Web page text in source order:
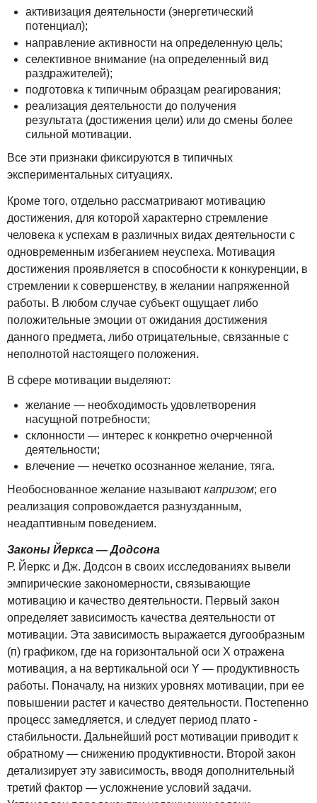
активизация деятельности (энергетический
потенциал);
направление активности на определенную цель;
селективное внимание (на определенный вид
раздражителей);
подготовка к типичным образцам реагирования;
реализация деятельности до получения
результата (достижения цели) или до смены более
сильной мотивации.
Все эти признаки фиксируются в типичных
экспериментальных ситуациях.
Кроме того, отдельно рассматривают мотивацию
достижения, для которой характерно стремление
человека к успехам в различных видах деятельности с
одновременным избеганием неуспеха. Мотивация
достижения проявляется в способности к конкуренции, в
стремлении к совершенству, в желании напряженной
работы. В любом случае субъект ощущает либо
положительные эмоции от ожидания достижения
данного предмета, либо отрицательные, связанные с
неполнотой настоящего положения.
В сфере мотивации выделяют:
желание — необходимость удовлетворения
насущной потребности;
склонности — интерес к конкретно очерченной
деятельности;
влечение — нечетко осознанное желание, тяга.
Необоснованное желание называют капризом; его
реализация сопровождается разнузданным,
неадаптивным поведением.
Законы Йеркса — Додсона
Р. Йеркс и Дж. Додсон в своих исследованиях вывели
эмпирические закономерности, связывающие
мотивацию и качество деятельности. Первый закон
определяет зависимость качества деятельности от
мотивации. Эта зависимость выражается дугообразным
(п) графиком, где на горизонтальной оси X отражена
мотивация, а на вертикальной оси Y — продуктивность
работы. Поначалу, на низких уровнях мотивации, при ее
повышении растет и качество деятельности. Постепенно
процесс замедляется, и следует период плато -
стабильности. Дальнейший рост мотивации приводит к
обратному — снижению продуктивности. Второй закон
детализирует эту зависимость, вводя дополнительный
третий фактор — усложнение условий задачи.